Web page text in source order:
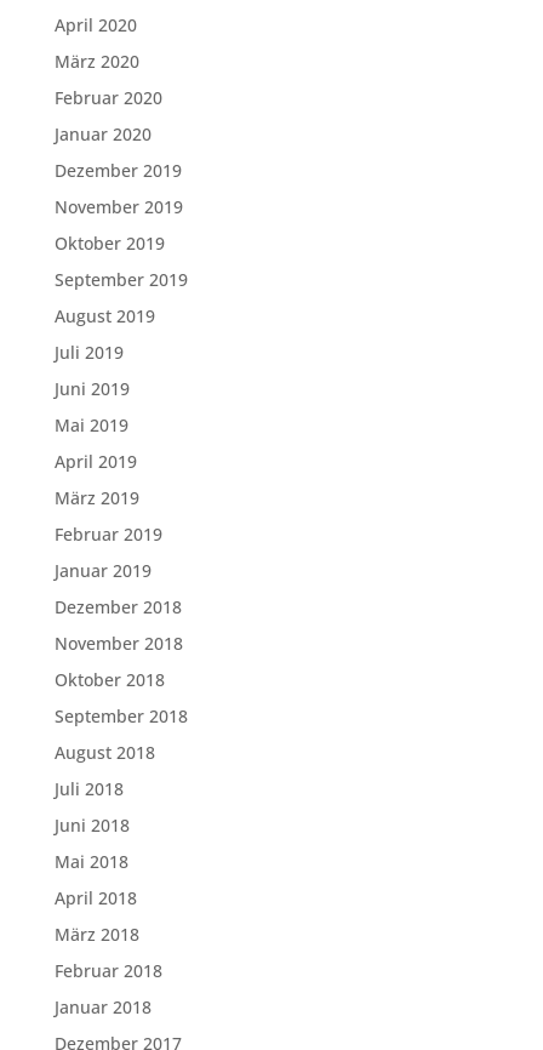
April 2020
März 2020
Februar 2020
Januar 2020
Dezember 2019
November 2019
Oktober 2019
September 2019
August 2019
Juli 2019
Juni 2019
Mai 2019
April 2019
März 2019
Februar 2019
Januar 2019
Dezember 2018
November 2018
Oktober 2018
September 2018
August 2018
Juli 2018
Juni 2018
Mai 2018
April 2018
März 2018
Februar 2018
Januar 2018
Dezember 2017